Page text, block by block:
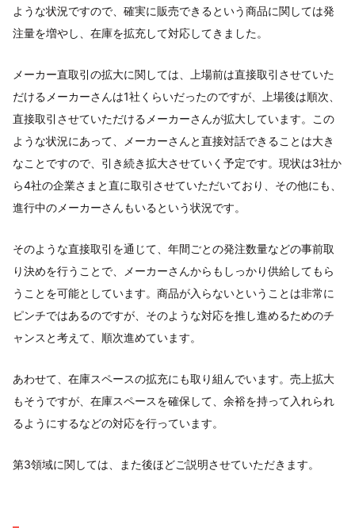
ような状況ですので、確実に販売できるという商品に関しては発
注量を増やし、在庫を拡充して対応してきました。
メーカー直取引の拡大に関しては、上場前は直接取引させていた
だけるメーカーさんは1社くらいだったのですが、上場後は順次、
直接取引させていただけるメーカーさんが拡大しています。この
ような状況にあって、メーカーさんと直接対話できることは大き
なことですので、引き続き拡大させていく予定です。現状は3社か
ら4社の企業さまと直に取引させていただいており、その他にも、
進行中のメーカーさんもいるという状況です。
そのような直接取引を通じて、年間ごとの発注数量などの事前取
り決めを行うことで、メーカーさんからもしっかり供給してもら
うことを可能としています。商品が入らないということは非常に
ピンチではあるのですが、そのような対応を推し進めるためのチ
ャンスと考えて、順次進めています。
あわせて、在庫スペースの拡充にも取り組んでいます。売上拡大
もそうですが、在庫スペースを確保して、余裕を持って入れられ
るようにするなどの対応を行っています。
第3領域に関しては、また後ほどご説明させていただきます。